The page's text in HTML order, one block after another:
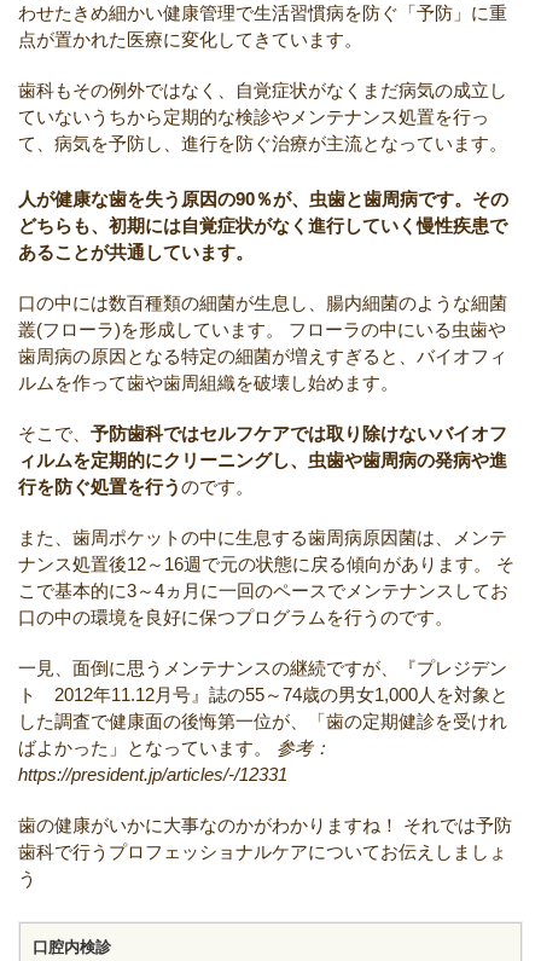
わせたきめ細かい健康管理で生活習慣病を防ぐ「予防」に重
点が置かれた医療に変化してきています。
歯科もその例外ではなく、自覚症状がなくまだ病気の成立し
ていないうちから定期的な検診やメンテナンス処置を行っ
て、病気を予防し、進行を防ぐ治療が主流となっています。
人が健康な歯を失う原因の90％が、虫歯と歯周病です。その
どちらも、初期には自覚症状がなく進行していく慢性疾患で
あることが共通しています。
口の中には数百種類の細菌が生息し、腸内細菌のような細菌
叢(フローラ)を形成しています。
フローラの中にいる虫歯や
歯周病の原因となる特定の細菌が増えすぎると、バイオフィ
ルムを作って歯や歯周組織を破壊し始めます。
そこで、 予防歯科ではセルフケアでは取り除けないバイオフ
ィルムを定期的にクリーニングし、虫歯や歯周病の発病や進
行を防ぐ処置を行うのです。
また、歯周ポケットの中に生息する歯周病原因菌は、メンテ
ナンス処置後12～16週で元の状態に戻る傾向があります。
そ
こで基本的に3～4ヵ月に一回のペースでメンテナンスしてお
口の中の環境を良好に保つプログラムを行うのです。
一見、面倒に思うメンテナンスの継続ですが、『プレジデン
ト 2012年11.12月号』誌の55～74歳の男女1,000人を対象と
した調査で健康面の後悔第一位が、「歯の定期健診を受けれ
ばよかった」となっています。 参考：
https://president.jp/articles/-/12331
歯の健康がいかに大事なのかがわかりますね！ それでは予防
歯科で行うプロフェッショナルケアについてお伝えしましょ
う
口腔内検診